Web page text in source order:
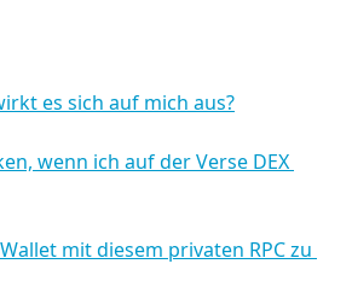
es sich auf mich aus?
wenn ich auf der Verse DEX
mit diesem privaten RPC zu